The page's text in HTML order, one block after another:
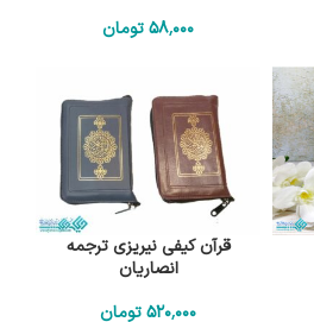
58٬000تومان
قرآن کیفی نیریزی ترجمه
انصاریان
520٬000تومان